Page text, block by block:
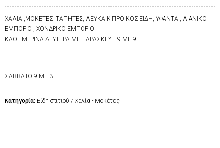
ΧΑΛΙΑ ,ΜΟΚΕΤΕΣ ,ΤΑΠΗΤΕΣ, ΛΕΥΚΑ Κ ΠΡΟΙΚΟΣ ΕΙΔΗ, ΥΦΑΝΤΑ , ΛΙΑΝΙΚΟ
ΕΜΠΟΡΙΟ , ΧΟΝΔΡΙΚΟ ΕΜΠΟΡΙΟ
ΚΑΘΗΜΕΡΙΝΑ ΔΕΥΤΕΡΑ ΜΕ ΠΑΡΑΣΚΕΥΗ 9 ΜΕ 9
ΣΑΒΒΑΤΟ 9 ΜΕ 3
Κατηγορία: Είδη σπιτιού / Χαλία - Μοκέτες